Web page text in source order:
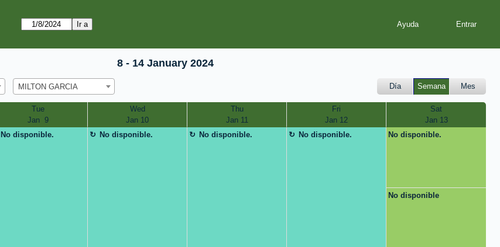
Ayuda
8 - 14 January 2024
MILTON GARCIA Día Semana Mes
Tue
Jan  9
Wed
Jan 10
Thu
Jan 11
Fri
Jan 12
Sat
Jan 13
No disponible. No disponible. No disponible. No disponible.
No disponible.
No disponible